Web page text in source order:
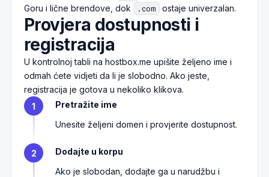
Goru i lične brendove, dok
.com ostaje univerzalan.
Provjera dostupnosti i
registracija
U kontrolnoj tabli na hostbox.me upišite željeno ime i
odmah ćete vidjeti da li je slobodno. Ako jeste,
registracija je gotova u nekoliko klikova.
1
Pretražite ime
Unesite željeni domen i provjerite dostupnost.
2
Dodajte u korpu
Ako je slobodan, dodajte ga u narudžbu i